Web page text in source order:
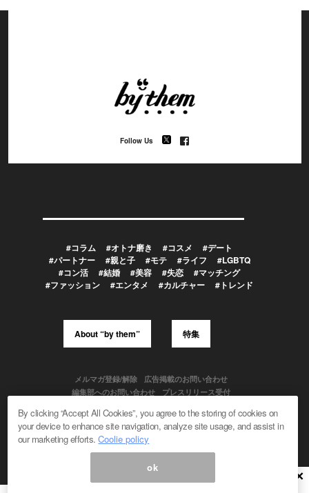
Follow Us
#コラム #オトナ磨き #コスメ
#デート
#パートナー
#親と子 #モテ #ライフ
#LGBTQ
#コン活
#結婚 #美容 #失恋
#マッチング
#ファッション
#エンタメ #カルチャー #トレンド
About “by them” 特集
メルマガ登録/解除
広告掲載のお問い合わせ
編集部へのお問い合わせ
プレスリリース受付
Powered by
© 1999-2026 Magmag, Inc. All Rights Reserved
×
By clicking “Accept All Cookies”, you agree to the storing of cookies on
your device to enhance site navigation, analyze site usage, and assist in
our marketing efforts.Coolie policy
ok